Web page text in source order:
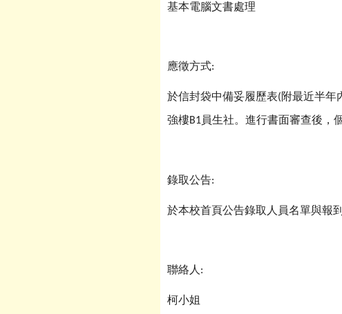
基本電腦文書處理
應徵方式:
於信封袋中備妥履歷表(附最近半年
強樓B1員生社。進行書面審查後，
錄取公告:
於本校首頁公告錄取人員名單與報到
聯絡人 :
柯小姐